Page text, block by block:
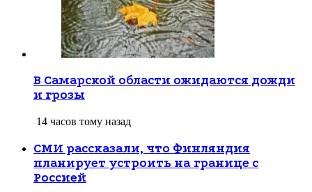
В Самарской области ожидаются дожди
и грозы
14 часов тому назад
СМИ рассказали, что Финляндия
планирует устроить на границе с
Россией